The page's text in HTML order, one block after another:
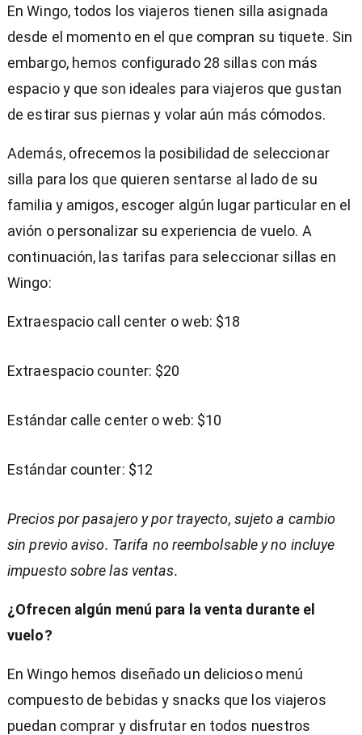
En Wingo, todos los viajeros tienen silla asignada
desde el momento en el que compran su tiquete. Sin
embargo, hemos configurado 28 sillas con más
espacio y que son ideales para viajeros que gustan
de estirar sus piernas y volar aún más cómodos.
Además, ofrecemos la posibilidad de seleccionar
silla para los que quieren sentarse al lado de su
familia y amigos, escoger algún lugar particular en el
avión o personalizar su experiencia de vuelo. A
continuación, las tarifas para seleccionar sillas en
Wingo:
Extraespacio call center o web: $18
Extraespacio counter: $20
Estándar calle center o web: $10
Estándar counter: $12
Precios por pasajero y por trayecto, sujeto a cambio
sin previo aviso. Tarifa no reembolsable y no incluye
impuesto sobre las ventas.
¿Ofrecen algún menú para la venta durante el
vuelo?
En Wingo hemos diseñado un delicioso menú
compuesto de bebidas y snacks que los viajeros
puedan comprar y disfrutar en todos nuestros